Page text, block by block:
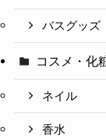
バスグッズ
コスメ・化
ネイル
香水